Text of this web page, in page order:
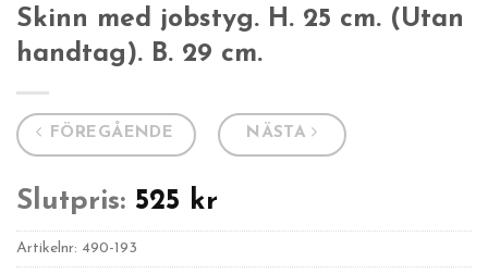
Skinn med jobstyg. H. 25 cm. (Utan
handtag). B. 29 cm.
FÖREGÅENDE NÄSTA
Slutpris: 525 kr
Artikelnr: 490-193